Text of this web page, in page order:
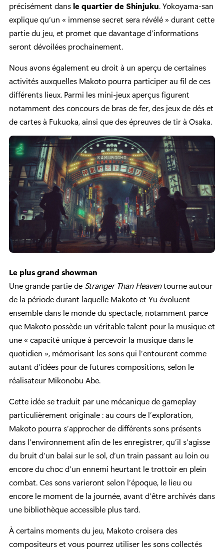
précisément dans le quartier de Shinjuku. Yokoyama-san
explique qu’un « immense secret sera révélé » durant cette
partie du jeu, et promet que davantage d’informations
seront dévoilées prochainement.
Nous avons également eu droit à un aperçu de certaines
activités auxquelles Makoto pourra participer au fil de ces
différents lieux. Parmi les mini-jeux aperçus figurent
notamment des concours de bras de fer, des jeux de dés et
de cartes à Fukuoka, ainsi que des épreuves de tir à Osaka.
Le plus grand showman
Une grande partie de Stranger Than Heaventourne autour
de la période durant laquelle Makoto et Yu évoluent
ensemble dans le monde du spectacle, notamment parce
que Makoto possède un véritable talent pour la musique et
une « capacité unique à percevoir la musique dans le
quotidien », mémorisant les sons qui l’entourent comme
autant d’idées pour de futures compositions, selon le
réalisateur Mikonobu Abe.
Cette idée se traduit par une mécanique de gameplay
particulièrement originale : au cours de l’exploration,
Makoto pourra s’approcher de différents sons présents
dans l’environnement afin de les enregistrer, qu’il s’agisse
du bruit d’un balai sur le sol, d’un train passant au loin ou
encore du choc d’un ennemi heurtant le trottoir en plein
combat. Ces sons varieront selon l’époque, le lieu ou
encore le moment de la journée, avant d’être archivés dans
une bibliothèque accessible plus tard.
À certains moments du jeu, Makoto croisera des
compositeurs et vous pourrez utiliser les sons collectés